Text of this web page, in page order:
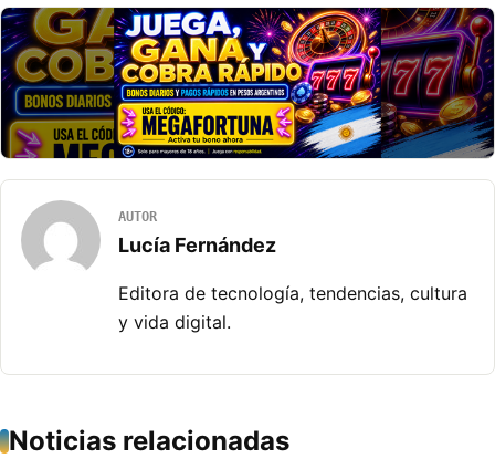
AUTOR
Lucía Fernández
Editora de tecnología, tendencias, cultura
y vida digital.
Noticias relacionadas